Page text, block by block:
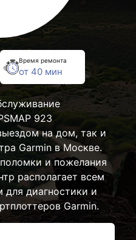
Время ремонта
от 40 мин
923
на дом, так и
Garmin в Москве.
и пожелания
располагает всем
диагностики и
Garmin.